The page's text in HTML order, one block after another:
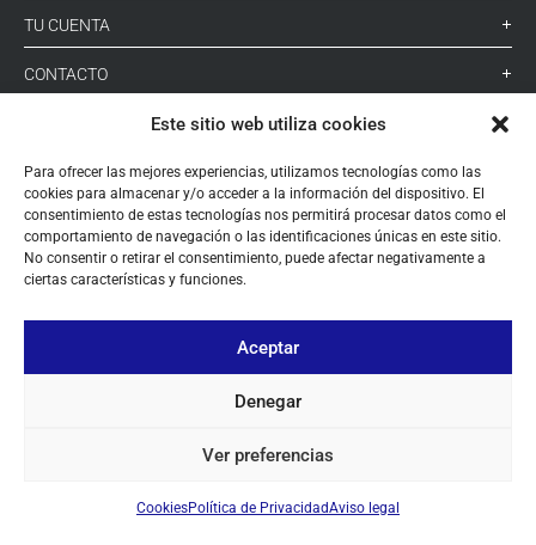
Este sitio web utiliza cookies
Para ofrecer las mejores experiencias, utilizamos tecnologías como las
cookies para almacenar y/o acceder a la información del dispositivo. El
consentimiento de estas tecnologías nos permitirá procesar datos como el
comportamiento de navegación o las identificaciones únicas en este sitio.
No consentir o retirar el consentimiento, puede afectar negativamente a
ciertas características y funciones.
Aceptar
Denegar
Ver preferencias
CookiesPolítica de PrivacidadAviso legal
TU CUENTA
CONTACTO
+ 34 933 348 800
info@pihernz.com
Linkedin
Instagram